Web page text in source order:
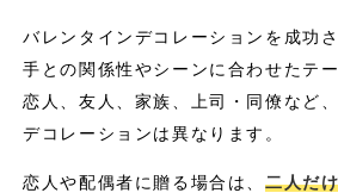
バレンタインデコレーションを成功
手との関係性やシーンに合わせたテ
恋人、友人、家族、上司・同僚など
デコレーションは異なります。
恋人や配偶者に贈る場合は、 二人だ